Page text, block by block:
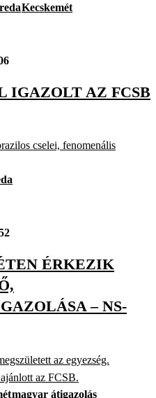
Kecskemét
IGAZOLT AZ FCSB
cselei, fenomenális
ÉRKEZIK
– NS-
az egyezség.
az FCSB.
magyar átigazolás